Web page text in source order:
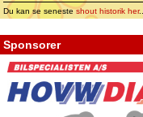
Du kan se senesteshout historik her...
Sponsorer